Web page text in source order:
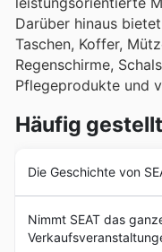
Darüber hinaus bietet
Taschen, Koffer,
Regenschirme,
Pflegeprodukte und
Häufig
Die Geschichte von
dem erloschenen
Industria", privaten
Nimmt SEAT das